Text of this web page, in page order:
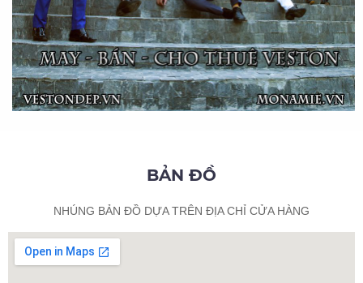
BẢN ĐỒ
NHÚNG BẢN ĐỒ DỰA TRÊN ĐỊA CHỈ CỬA HÀNG